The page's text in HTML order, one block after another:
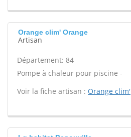
Orange clim' Orange
Artisan
Département: 84
Pompe à chaleur pour piscine -
Voir la fiche artisan : Orange clim'